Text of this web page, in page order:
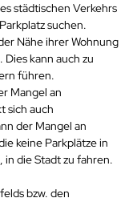
städtischen Verkehrs
suchen.
Nähe ihrer Wohnung
kann auch zu
führen.
Mangel an
sich auch
der Mangel an
keine Parkplätze in
die Stadt zu fahren.
bzw. den